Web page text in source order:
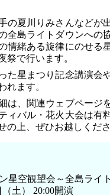
の夏川りみさんなどが
全島ライトダウンへの
情緒ある旋律にのせる
祭で行います。
た星まつり記念講演会
れます。
は、関連ウェブページ
ィバル・花火大会は有
の上、ぜひお越しくださ
星空観望会～全島ライ
（土） 20:00開演